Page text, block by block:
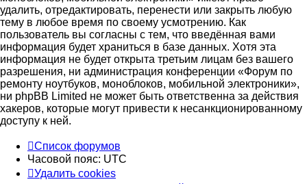
удалить, отредактировать, перенести или закрыть любую
тему в любое время по своему усмотрению. Как
пользователь вы согласны с тем, что введённая вами
информация будет храниться в базе данных. Хотя эта
информация не будет открыта третьим лицам без вашего
разрешения, ни администрация конференции «Форум по
ремонту ноутбуков, моноблоков, мобильной электроники»,
ни phpBB Limited не может быть ответственна за действия
хакеров, которые могут привести к несанкционированному
доступу к ней.
Список форумов
Часовой пояс: UTC
Удалить cookies